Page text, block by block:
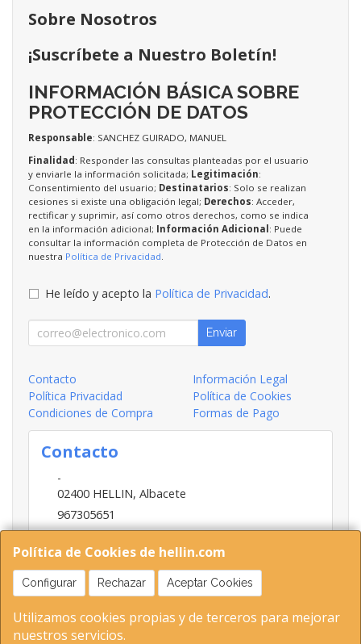
Política de Cookies de hellin.com
Configurar Rechazar Aceptar Cookies
Utilizamos cookies propias y de terceros para mejorar
nuestros servicios.
Sobre Nosotros
¡Suscríbete a Nuestro Boletín!
INFORMACIÓN BÁSICA SOBRE
PROTECCIÓN DE DATOS
Responsable: SANCHEZ GUIRADO, MANUEL
Finalidad : Responder las consultas planteadas por el usuario
y enviarle la información solicitada; Legitimación:
Consentimiento del usuario; Destinatarios: Solo se realizan
cesiones si existe una obligación legal; Derechos: Acceder,
rectificar y suprimir, así como otros derechos, como se indica
en la información adicional; Información Adicional : Puede
consultar la información completa de Protección de Datos en
nuestra Política de Privacidad
He leído y acepto la Política de Privacidad.
Enviar
Contacto
Información Legal
Política Privacidad
Política de Cookies
Condiciones de Compra
Formas de Pago
Contacto
-
02400 HELLIN, Albacete
967305651
INFO@HELLIN.COM
Horario
09:00-13:30; 16:30-20:30